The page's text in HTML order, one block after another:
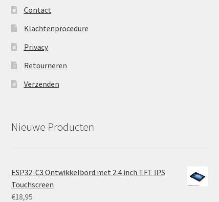
Contact
Klachtenprocedure
Privacy
Retourneren
Verzenden
Nieuwe Producten
ESP32-C3 Ontwikkelbord met 2.4 inch TFT IPS
Touchscreen
€18,95